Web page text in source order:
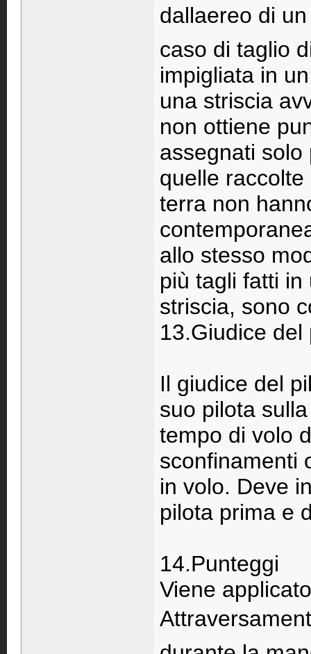
dallaereo di
caso di taglio
impigliata in
una striscia
non ottiene
assegnati
quelle
terra non
allo stesso
più tagli fatti
striscia, sono
13.Giudice del
Il giudice del
suo pilota
tempo di volo
sconfinamenti
in volo. Deve
pilota prima e
14.Punteggi
Viene